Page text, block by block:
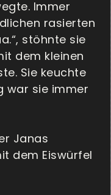
Immer
rasierten
stöhnte sie
dem kleinen
Sie keuchte
war sie immer
Janas
dem Eiswürfel